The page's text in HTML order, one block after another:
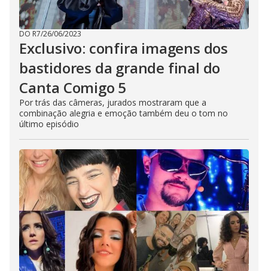
DO R7/26/06/2023
Exclusivo: confira imagens dos
bastidores da grande final do
Canta Comigo 5
Por trás das câmeras, jurados mostraram que a
combinação alegria e emoção também deu o tom no
último episódio